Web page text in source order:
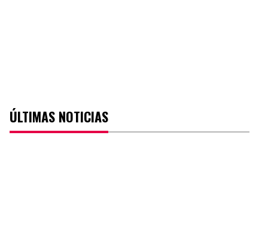
ÚLTIMAS NOTICIAS